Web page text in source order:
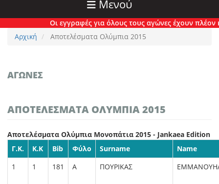
Μενού
Οι εγγραφές για όλους τους αγώνες έχουν πλέον κλείσει
Αρχική
Αποτελέσματα Ολύμπια 2015
ΑΓΏΝΕΣ
ΑΠΟΤΕΛΈΣΜΑΤΑ ΟΛΎΜΠΙΑ 2015
Αποτελέσματα Ολύμπια Μονοπάτια 2015 - Jankaea Edition
Γ.Κ.
Κ.Κ Bib Φύλο Surname
Name
1
1 181 Α ΠΟΥΡΙΚΑΣ